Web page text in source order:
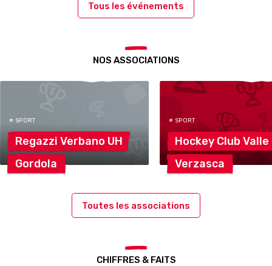
Tous les événements
NOS ASSOCIATIONS
# SPORT
Regazzi Verbano UH
Gordola
# SPORT
Hockey Club Valle
Verzasca
Toutes les associations
CHIFFRES & FAITS